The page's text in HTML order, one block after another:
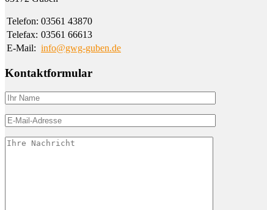
Telefon: 03561 43870
Telefax: 03561 66613
E-Mail: info@gwg-guben.de
Kontaktformular